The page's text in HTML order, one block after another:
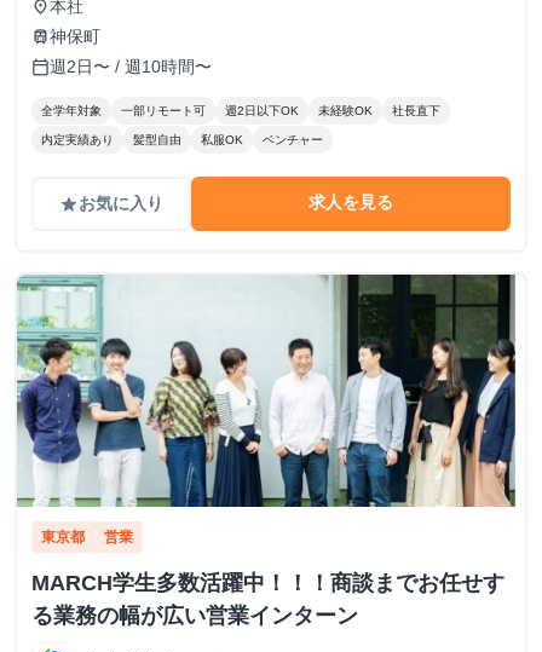
place本社
train神保町
calendar_today週2日〜 / 週10時間〜
全学年対象 一部リモート可 週2日以下OK 未経験OK 社長直下
内定実績あり 髪型自由 私服OK ベンチャー
gradeお気に入り 求人を見る
東京都 営業
MARCH学生多数活躍中！！！商談までお任せす
る業務の幅が広い営業インターン